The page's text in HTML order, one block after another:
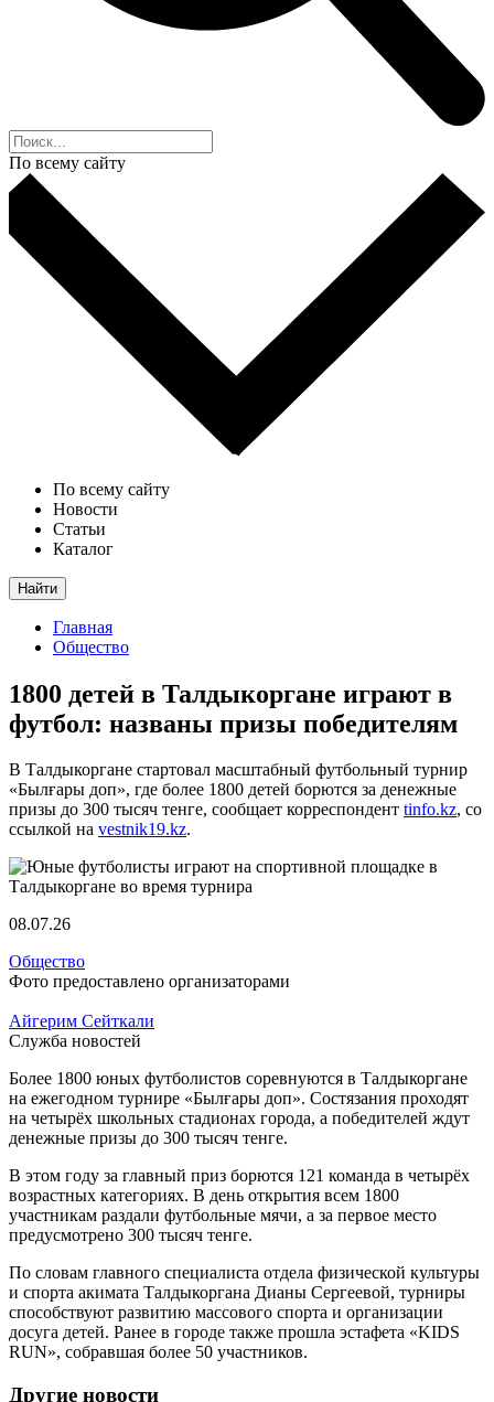
По всему сайту
По всему сайту
Новости
Статьи
Каталог
Найти
Главная
Общество
1800 детей в Талдыкоргане играют в
футбол: названы призы победителям
В Талдыкоргане стартовал масштабный футбольный турнир
«Былғары доп», где более 1800 детей борются за денежные
призы до 300 тысяч тенге, сообщает корреспондент tinfo.kz, со
ссылкой на vestnik19.kz.
08.07.26
Общество
Фото предоставлено организаторами
Айгерим Сейткали
Служба новостей
Более 1800 юных футболистов соревнуются в Талдыкоргане
на ежегодном турнире «Былғары доп». Состязания проходят
на четырёх школьных стадионах города, а победителей ждут
денежные призы до 300 тысяч тенге.
В этом году за главный приз борются 121 команда в четырёх
возрастных категориях. В день открытия всем 1800
участникам раздали футбольные мячи, а за первое место
предусмотрено 300 тысяч тенге.
По словам главного специалиста отдела физической культуры
и спорта акимата Талдыкоргана Дианы Сергеевой, турниры
способствуют развитию массового спорта и организации
досуга детей. Ранее в городе также прошла эстафета «KIDS
RUN», собравшая более 50 участников.
Другие новости